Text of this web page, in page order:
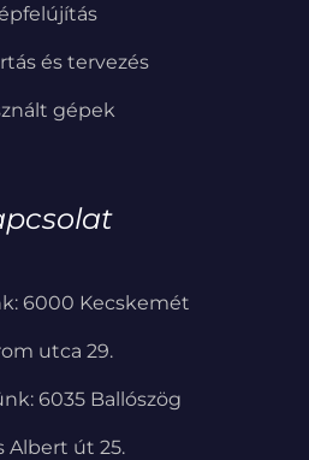
és tervezés
gépek
6000 Kecskemét
utca 29.
6035 Ballószög
Albert út 25.